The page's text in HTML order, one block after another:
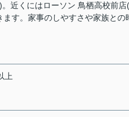
近くにはローソン 鳥栖高校前
ます。家事のしやすさや家族と
上